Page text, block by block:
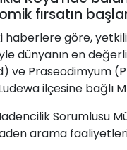
fırsatın
haberlere göre,
dünyanın en
ve Praseodimyum
ilçesine bağlı
Sorumlusu
arama faaliyetleri